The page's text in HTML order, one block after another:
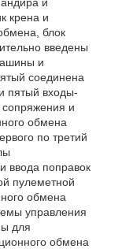
крена и
блок
введены
и
соединена
пятый входы-
и
обмена
по третий
ввода поправок
пулеметной
обмена
управления
для
обмена